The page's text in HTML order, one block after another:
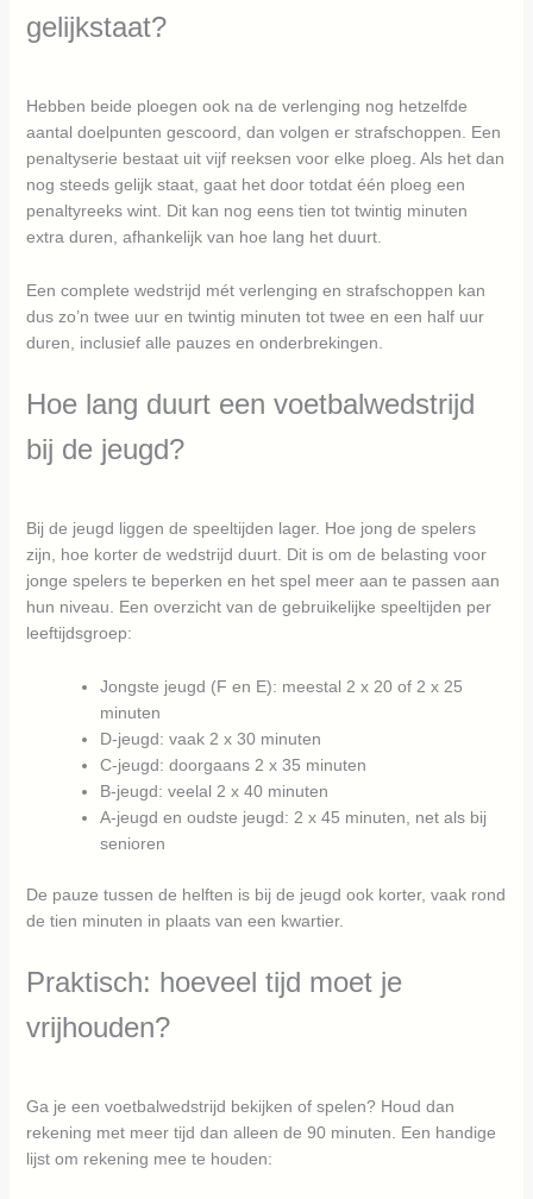
gelijkstaat?
Hebben beide ploegen ook na de verlenging nog hetzelfde
aantal doelpunten gescoord, dan volgen er strafschoppen. Een
penaltyserie bestaat uit vijf reeksen voor elke ploeg. Als het dan
nog steeds gelijk staat, gaat het door totdat één ploeg een
penaltyreeks wint. Dit kan nog eens tien tot twintig minuten
extra duren, afhankelijk van hoe lang het duurt.
Een complete wedstrijd mét verlenging en strafschoppen kan
dus zo’n twee uur en twintig minuten tot twee en een half uur
duren, inclusief alle pauzes en onderbrekingen.
Hoe lang duurt een voetbalwedstrijd
bij de jeugd?
Bij de jeugd liggen de speeltijden lager. Hoe jong de spelers
zijn, hoe korter de wedstrijd duurt. Dit is om de belasting voor
jonge spelers te beperken en het spel meer aan te passen aan
hun niveau. Een overzicht van de gebruikelijke speeltijden per
leeftijdsgroep:
Jongste jeugd (F en E): meestal 2 x 20 of 2 x 25
minuten
D-jeugd: vaak 2 x 30 minuten
C-jeugd: doorgaans 2 x 35 minuten
B-jeugd: veelal 2 x 40 minuten
A-jeugd en oudste jeugd: 2 x 45 minuten, net als bij
senioren
De pauze tussen de helften is bij de jeugd ook korter, vaak rond
de tien minuten in plaats van een kwartier.
Praktisch: hoeveel tijd moet je
vrijhouden?
Ga je een voetbalwedstrijd bekijken of spelen? Houd dan
rekening met meer tijd dan alleen de 90 minuten. Een handige
lijst om rekening mee te houden: